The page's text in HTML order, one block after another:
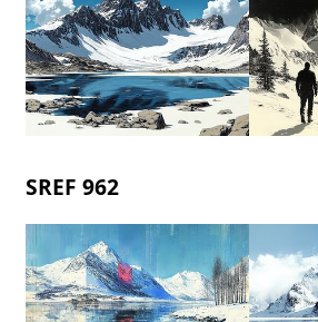
SREF 962